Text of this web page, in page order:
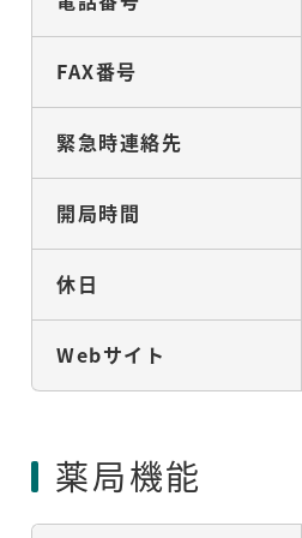
FAX番号
緊急時連絡先
開局時間
休日
Webサイト
薬局機能